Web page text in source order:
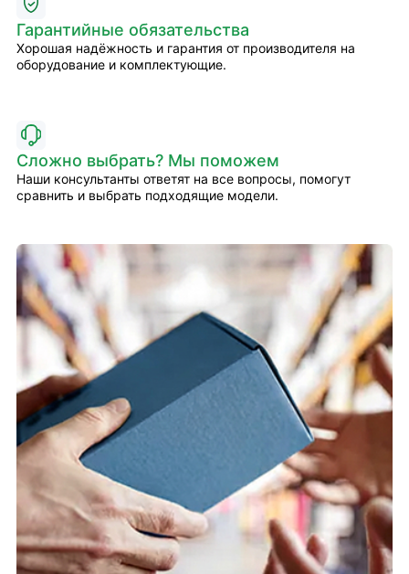
Гарантийные обязательства
Хорошая надёжность и гарантия от производителя на
оборудование и комплектующие.
Сложно выбрать? Мы поможем
Наши консультанты ответят на все вопросы, помогут
сравнить и выбрать подходящие модели.